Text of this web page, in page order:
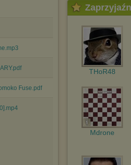
Fuse.pdf
THoR48
Mdrone